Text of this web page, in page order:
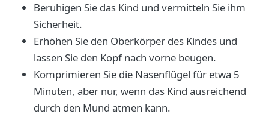
Beruhigen Sie das Kind und vermitteln Sie ihm
Sicherheit.
Erhöhen Sie den Oberkörper des Kindes und
lassen Sie den Kopf nach vorne beugen.
Komprimieren Sie die Nasenflügel für etwa 5
Minuten, aber nur, wenn das Kind ausreichend
durch den Mund atmen kann.